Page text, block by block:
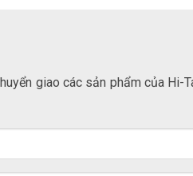
giao các sản phẩm của Hi-